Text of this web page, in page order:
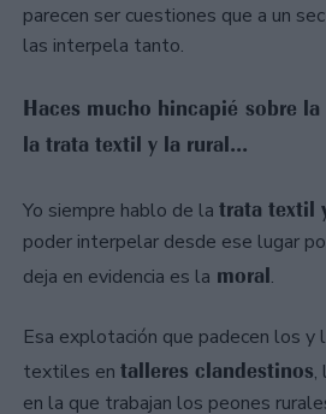
parecen ser cuestiones que a un
las interpela tanto.
Haces mucho hincapié sobre
la trata textil y la rural...
Yo siempre hablo de la trata textil
poder interpelar desde ese lugar
deja en evidencia es la moral.
Esa explotación que padecen los y
textiles en talleres clandestinos,
en la que trabajan los peones